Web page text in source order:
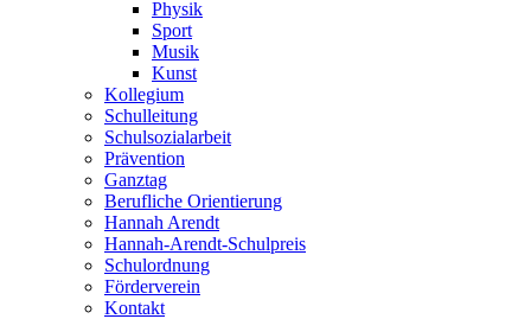
Physik
Sport
Musik
Kunst
Kollegium
Schulleitung
Schulsozialarbeit
Prävention
Ganztag
Berufliche Orientierung
Hannah Arendt
Hannah-Arendt-Schulpreis
Schulordnung
Förderverein
Kontakt